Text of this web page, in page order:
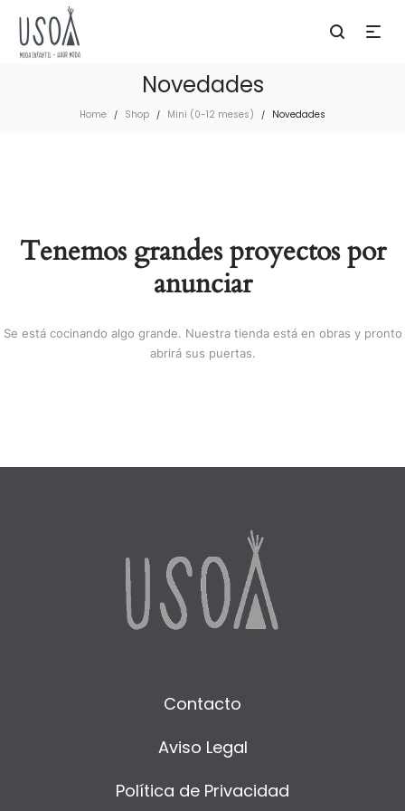
Novedades
Home / Shop / Mini (0-12 meses) / Novedades
Tenemos grandes proyectos por
anunciar
Se está cocinando algo grande. Nuestra tienda está en obras y pronto
abrirá sus puertas.
Contacto
Aviso Legal
Política de Privacidad